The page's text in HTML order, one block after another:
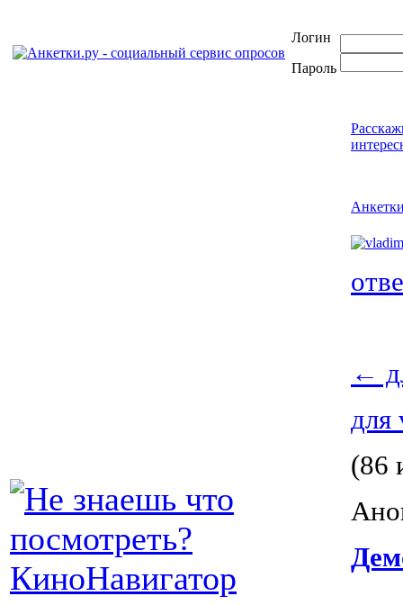
Логин
Пароль
←
для
(86